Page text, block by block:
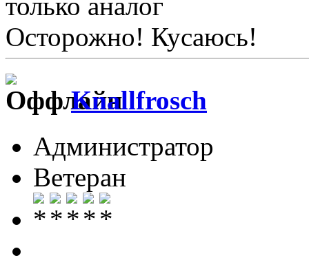
Осторожно! Кусаюсь!
Knallfrosch
Администратор
Ветеран